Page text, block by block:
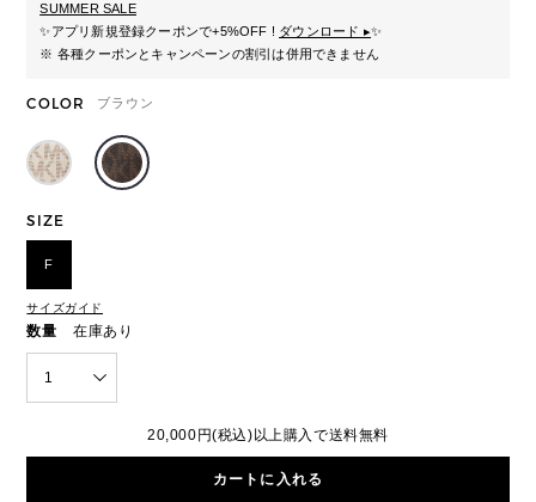
SUMMER SALE
✨アプリ新規登録クーポンで+5%OFF ! ダウンロード ▸✨
※ 各種クーポンとキャンペーンの割引は併用できません
COLOR ブラウン
SIZE
F
サイズガイド
数量 在庫あり
1
20,000円(税込)以上購入で送料無料
カートに入れる